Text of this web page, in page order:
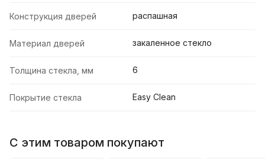
Конструкция дверей распашная
Материал дверей закаленное стекло
Толщина стекла, мм 6
Покрытие стекла Easy Clean
С этим товаром покупают